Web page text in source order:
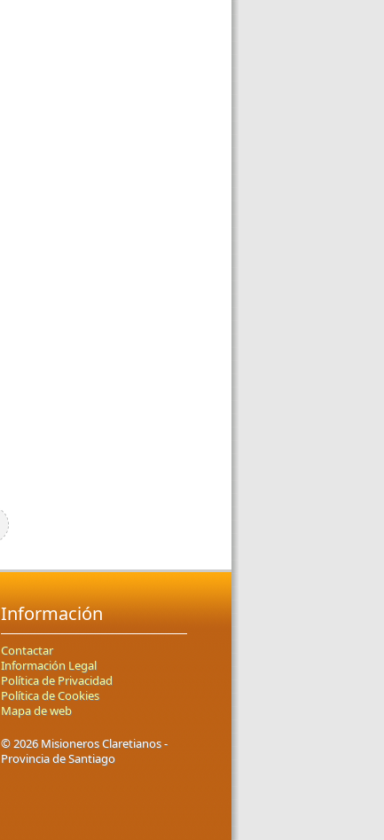
Información
Contactar
Información Legal
Política de Privacidad
Política de Cookies
Mapa de web
© 2026 Misioneros Claretianos -
Provincia de Santiago